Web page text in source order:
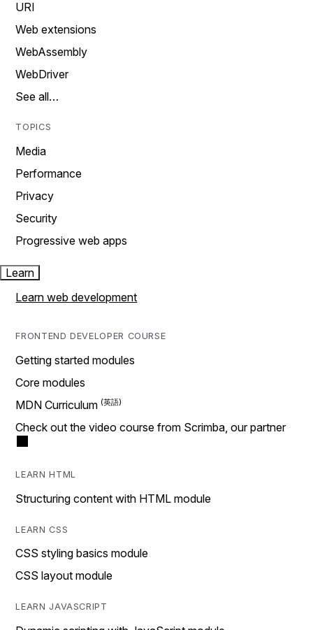
URI
Web extensions
WebAssembly
WebDriver
See all…
TOPICS
Media
Performance
Privacy
Security
Progressive web apps
Learn
Learn web development
FRONTEND DEVELOPER COURSE
Getting started modules
Core modules
MDN Curriculum
Check out the video course from Scrimba, our partner
LEARN HTML
Structuring content with HTML module
LEARN CSS
CSS styling basics module
CSS layout module
LEARN JAVASCRIPT